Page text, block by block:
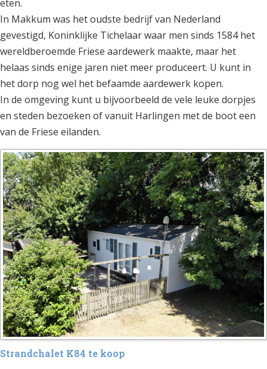
eten.
In Makkum was het oudste bedrijf van Nederland
gevestigd, Koninklijke Tichelaar waar men sinds 1584 het
wereldberoemde Friese aardewerk maakte, maar het
helaas sinds enige jaren niet meer produceert. U kunt in
het dorp nog wel het befaamde aardewerk kopen.
In de omgeving kunt u bijvoorbeeld de vele leuke dorpjes
en steden bezoeken of vanuit Harlingen met de boot een
van de Friese eilanden.
Strandchalet K84 te koop